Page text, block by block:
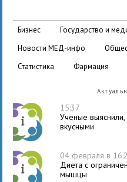
бизнес государство и
новости МЕД-инфо
статистика
фармация
15:37
Ученые выяснили,
вкусными
04 февраля в
Диета с
мышцы